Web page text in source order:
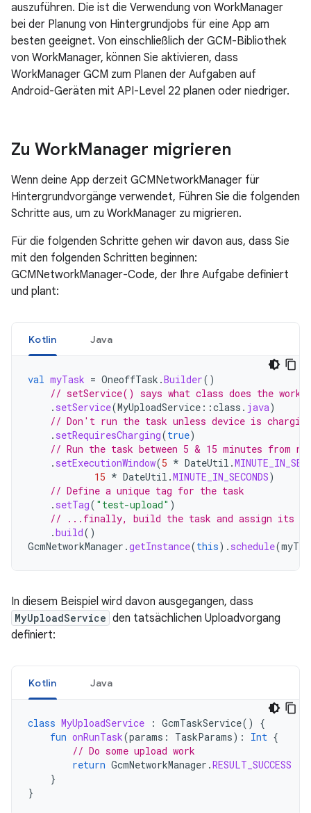
auszuführen. Die ist die Verwendung von WorkManager
bei der Planung von Hintergrundjobs für eine App am
besten geeignet. Von einschließlich der GCM-Bibliothek
von WorkManager, können Sie aktivieren, dass
WorkManager GCM zum Planen der Aufgaben auf
Android-Geräten mit API-Level 22 planen oder niedriger.
Zu WorkManager migrieren
Wenn deine App derzeit GCMNetworkManager für
Hintergrundvorgänge verwendet, Führen Sie die folgenden
Schritte aus, um zu WorkManager zu migrieren.
Für die folgenden Schritte gehen wir davon aus, dass Sie
mit den folgenden Schritten beginnen:
GCMNetworkManager-Code, der Ihre Aufgabe definiert
und plant:
Kotlin Java
val myTask = OneoffTask .Builder()
// setService() says what class does the work
. setService(MyUploadService ::class . java)
// Don't run the task unless device is charging
. setRequiresCharging(true)
// Run the task between 5 & 15 minutes from
. setExecutionWindow(5 * DateUtil .
15 * DateUtil .MINUTE_IN_SECONDS)
// Define a unique tag for the task
. setTag( "test-upload" )
// ...finally, build the task and assign its
.build()
GcmNetworkManager .getInstance(this). schedule(
In diesem Beispiel wird davon ausgegangen, dass
MyUploadService den tatsächlichen Uploadvorgang
definiert:
Kotlin Java
class MyUploadService : GcmTaskService()
{
fun onRunTask(params : TaskParams): Int {
// Do some upload work
return GcmNetworkManager .RESULT_SUCCESS
}
}